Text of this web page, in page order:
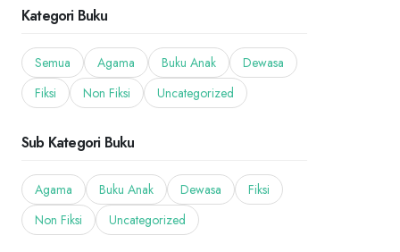
Kategori Buku
Semua Agama Buku Anak
Dewasa
Fiksi
Non Fiksi Uncategorized
Sub Kategori Buku
Agama Buku Anak Dewasa
Fiksi
Non Fiksi
Uncategorized